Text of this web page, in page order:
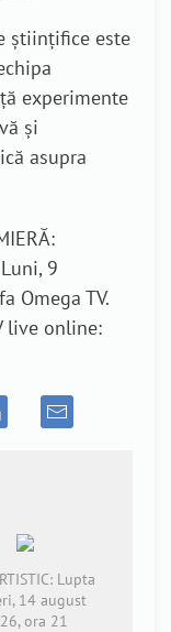
științifice este
experimente
și
asupra
9
Omega TV.
live online:
Lupta
14 august
ora 21